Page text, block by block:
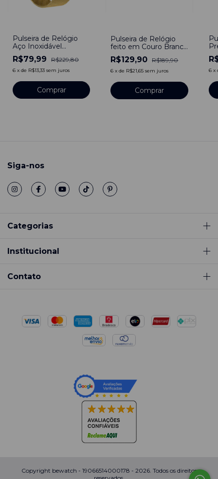
Pulseira de Relógio
Aço Inoxidável
Dourado-Gold 22mm
Engate Rápido
R$79,99 R$229,80
6 x de R$13,33 sem juros
Comprar
Pulseira de Relógio
feito em Couro Branco
22mm de Fivela com
Pinos
R$129,90 R$189,90
6 xde R$21,65 sem juros
Comprar
6 x
Siga-nos
Categorias
Institucional
Contato
Copyright bewatch - 19066514000178 - 2026. Todos os direitos